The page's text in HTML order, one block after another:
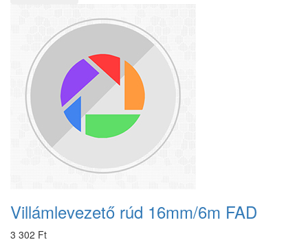
Villámlevezető rúd 16mm/6m FAD
3 302 Ft